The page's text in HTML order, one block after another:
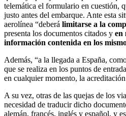
telemática el formulario en cuestión,
justo antes del embarque. Ante esta
aerolínea “deberá limitarse a la
presenta los documentos citados y en
información contenida en los
Además, “a la llegada a España,
que se realiza en los puntos de
en cualquier momento, la
A su vez, otras de las quejas de los
necesidad de traducir dicho
alemán, francés, inglés y español, y